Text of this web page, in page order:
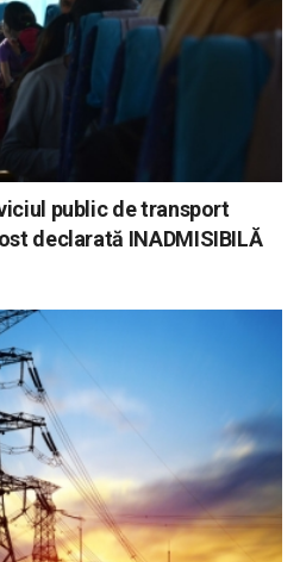
public de transport
declarată INADMISIBILĂ